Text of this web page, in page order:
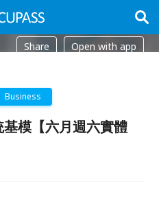
Share Open with app
Business
模【六月週六實體